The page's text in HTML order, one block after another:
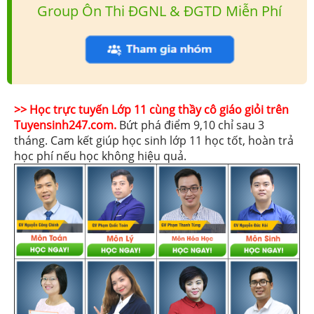
Group Ôn Thi ĐGNL & ĐGTD Miễn Phí
>> Học trực tuyến Lớp 11 cùng thầy cô giáo giỏi trên
Tuyensinh247.com. Bứt phá điểm 9,10 chỉ sau 3
tháng. Cam kết giúp học sinh lớp 11 học tốt, hoàn trả
học phí nếu học không hiệu quả.